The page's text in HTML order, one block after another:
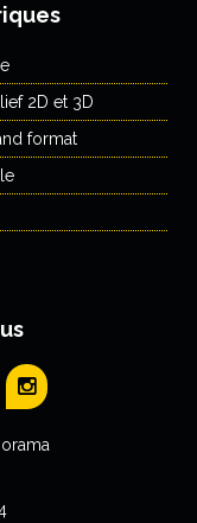
2D et 3D
format